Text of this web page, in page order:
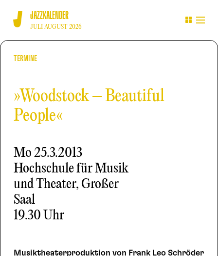
JAZZKALENDER
JULI AUGUST 2026
TERMINE
»Woodstock – Beautiful
People«
Mo25.3.2013
Hochschule für Musik
und Theater, Großer
Saal
19.30 Uhr
Musiktheaterproduktion von Frank Leo Schröder